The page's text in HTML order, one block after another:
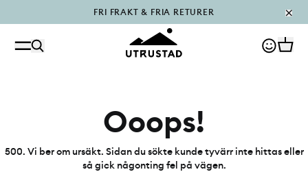
FRI FRAKT & FRIA RETURER
PÅFYLLT I OUTLET
Ooops!
500. Vi ber om ursäkt. Sidan du sökte kunde tyvärr inte hittas eller
så gick någonting fel på vägen.